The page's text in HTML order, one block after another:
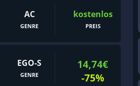
AC
GENRE
kostenlos
PREIS
EGO-S
GENRE
14,74€
-75%